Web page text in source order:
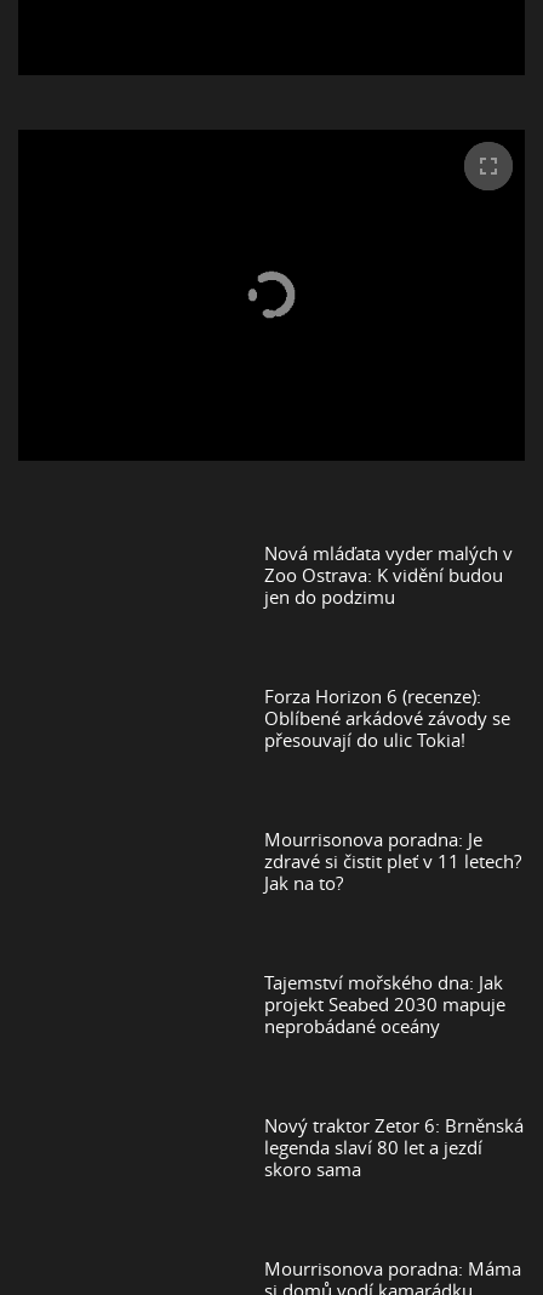
Nová mláďata vyder malých v
Zoo Ostrava: K vidění budou
jen do podzimu
Forza Horizon 6 (recenze):
Oblíbené arkádové závody se
přesouvají do ulic Tokia!
Mourrisonova poradna: Je
zdravé si čistit pleť v 11 letech?
Jak na to?
Tajemství mořského dna: Jak
projekt Seabed 2030 mapuje
neprobádané oceány
Nový traktor Zetor 6: Brněnská
legenda slaví 80 let a jezdí
skoro sama
Mourrisonova poradna: Máma
si domů vodí kamarádku,